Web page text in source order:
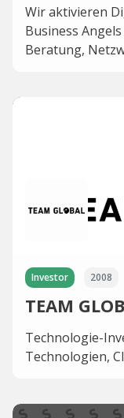
Wir aktivieren
Business
Beratung,
Investor 2008
TEAM
Technologie-
Technologien,